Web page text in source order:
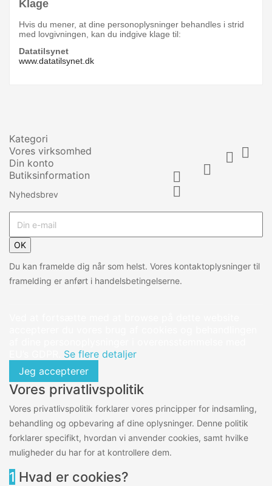
Klage
Hvis du mener, at dine personoplysninger behandles i strid
med lovgivningen, kan du indgive klage til:
Datatilsynet
www.datatilsynet.dk
Kategori

Vores virksomhed 
Din konto 
Butiksinformation


Nyhedsbrev
OK
Du kan framelde dig når som helst. Vores kontaktoplysninger til
framelding er anført i handelsbetingelserne.
Se flere detaljer
Jeg accepterer
Vores privatlivspolitik
Vores privatlivspolitik forklarer vores principper for indsamling,
behandling og opbevaring af dine oplysninger. Denne politik
forklarer specifikt, hvordan vi anvender cookies, samt hvilke
muligheder du har for at kontrollere dem.
1 Hvad er cookies?